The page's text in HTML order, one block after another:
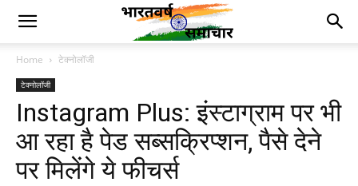
Home टेक्नोलॉजी
टेक्नोलॉजी
Instagram Plus: इंस्टाग्राम पर भी
आ रहा है पेड सब्सक्रिप्शन, पैसे देने
पर मिलेंगे ये फीचर्स